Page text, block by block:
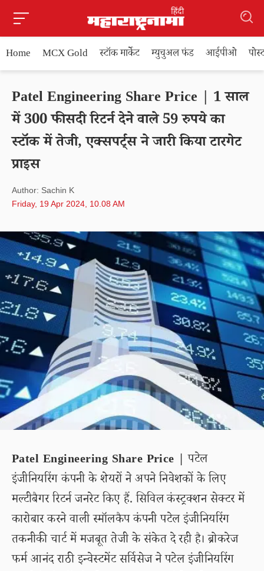
Home MCX Gold स्टॉक मार्केट म्युचुअल फंड आईपीओ
Patel Engineering Share Price | 1 साल
में 300 फीसदी रिटर्न देने वाले 59 रुपये का
स्टॉक में तेजी, एक्सपर्ट्स ने जारी किया टारगेट
प्राइस
Author: Sachin K
Friday, 19 Apr 2024, 10.08 AM
Patel Engineering Share Price | पटेल
इंजीनियरिंग कंपनी के शेयरों ने अपने निवेशकों के लिए
मल्टीबैगर रिटर्न जनरेट किए हैं. सिविल कंस्ट्रक्शन सेक्टर में
कारोबार करने वाली स्मॉलकैप कंपनी पटेल इंजीनियरिंग
तकनीकी चार्ट में मजबूत तेजी के संकेत दे रही है। ब्रोकरेज
फर्म आनंद राठी इन्वेस्टमेंट सर्विसेज ने पटेल इंजीनियरिंग